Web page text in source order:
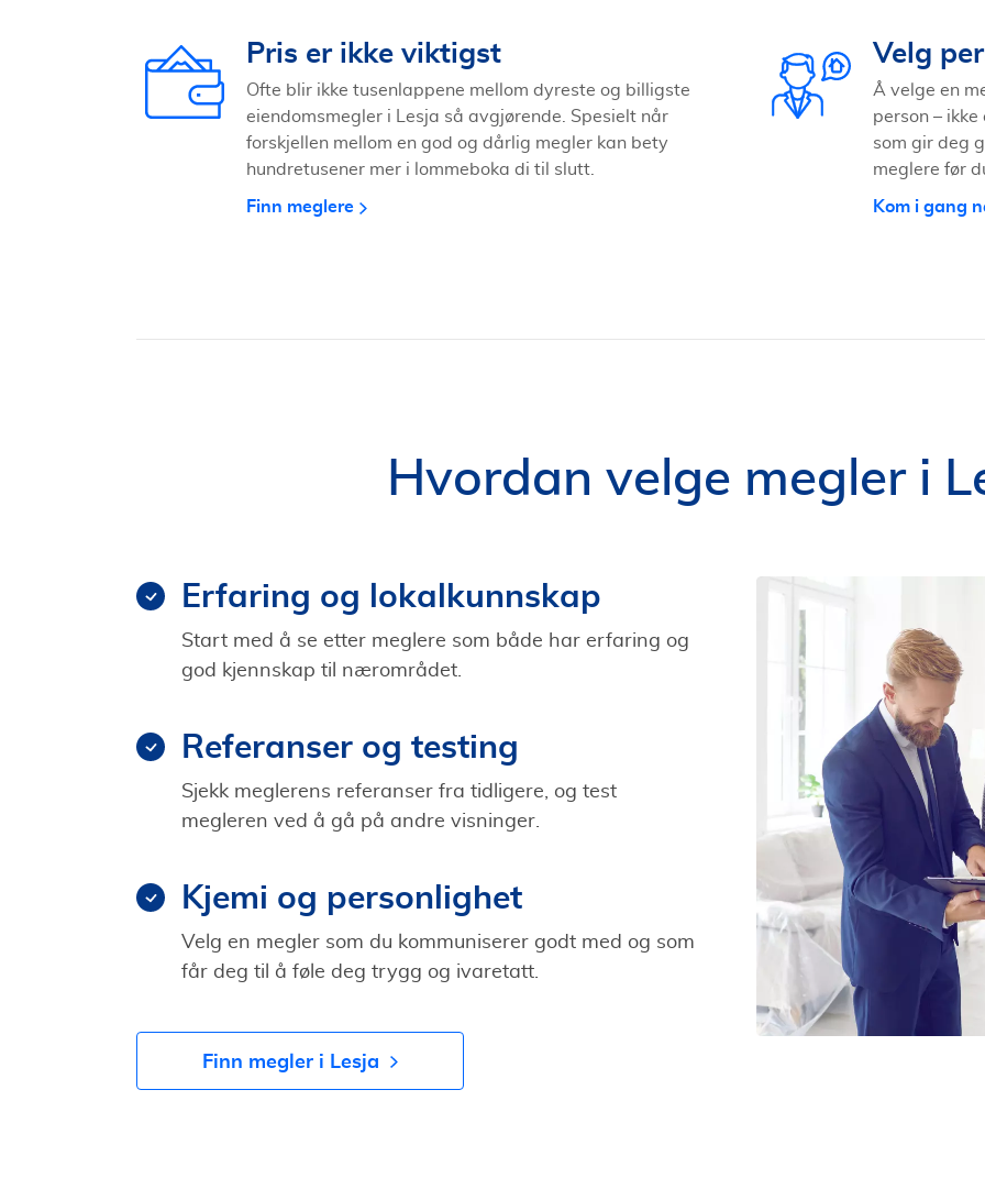
Pris er ikke viktigst
Ofte blir ikke tusenlappene mellom dyreste og billigste
eiendomsmegler i Lesja så avgjørende. Spesielt når
forskjellen mellom en god og dårlig megler kan bety
hundretusener mer i lommeboka di til slutt.
Finn meglere
Velg
Å velge en
person –
som gir deg
meglere før
Kom i gang
Hvordan velge megler i
Erfaring og lokalkunnskap
Start med å se etter meglere som både har erfaring og
god kjennskap til nærområdet.
Referanser og testing
Sjekk meglerens referanser fra tidligere, og test
megleren ved å gå på andre visninger.
Kjemi og personlighet
Velg en megler som du kommuniserer godt med og som
får deg til å føle deg trygg og ivaretatt.
Finn megler i Lesja